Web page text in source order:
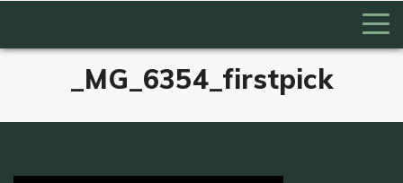
_MG_6354_firstpick